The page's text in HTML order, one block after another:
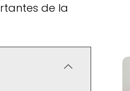
de la